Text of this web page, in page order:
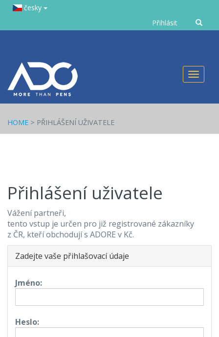
česky
Zadejte
text
Přihlásit
Toggle
HOME > PŘIHLÁŠENÍ UŽIVATELE
Přihlášení uživatele
Vážení partneři,
tento vstup je určen pro již registrované zákazníky
z ČR, kteří obchodují s ADORE v Kč.
Zadejte vaše přihlašovací údaje
Jméno:
Heslo: